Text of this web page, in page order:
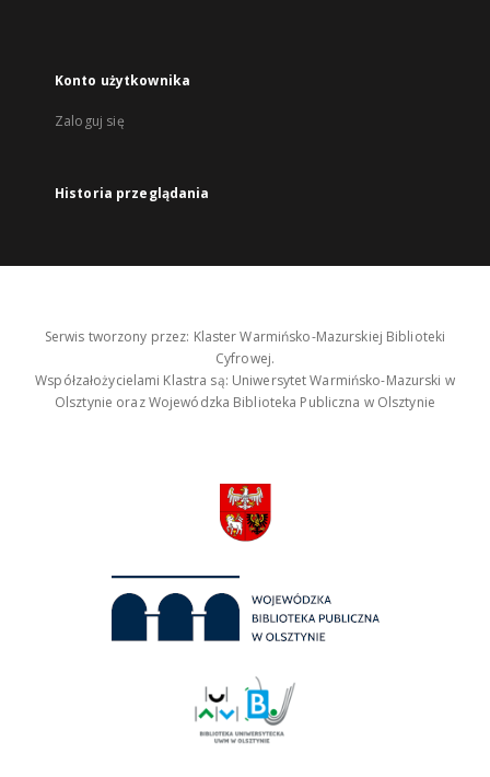
Konto użytkownika
Zaloguj się
Historia przeglądania
Serwis tworzony przez: Klaster Warmińsko-Mazurskiej Biblioteki
Cyfrowej.
Współzałożycielami Klastra są: Uniwersytet Warmińsko-Mazurski w
Olsztynie oraz Wojewódzka Biblioteka Publiczna w Olsztynie